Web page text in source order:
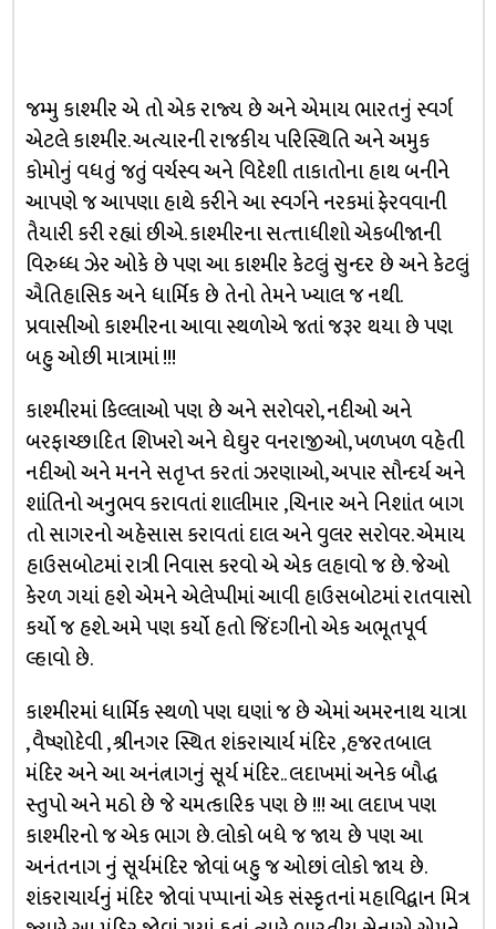
જમ્મુ કાશ્મીર એ તો એક રાજ્ય છે અને એમાય ભારતનું સ્વર્ગ
એટલે કાશ્મીર. અત્યારની રાજકીય પરિસ્થિતિ અને અમુક
કોમોનું વધતું જતું વર્ચસ્વ અને વિદેશી તાકાતોના હાથ બનીને
આપણે જ આપણા હાથે કરીને આ સ્વર્ગને નરકમાં ફેરવવાની
તૈયારી કરી રહ્યાં છીએ. કાશ્મીરના સત્ત્તાધીશો એકબીજાની
વિરુધ્ધ ઝેર ઓકે છે પણ આ કાશ્મીર કેટલું સુન્દર છે અને કેટલું
ઐતિહાસિક અને ધાર્મિક છે તેનો તેમને ખ્યાલ જ નથી.
પ્રવાસીઓ કાશ્મીરના આવા સ્થળોએ જતાં જરૂર થયા છે પણ
બહુ ઓછી માત્રામાં !!!
કાશ્મીરમાં કિલ્લાઓ પણ છે અને સરોવરો, નદીઓ અને
બરફાચ્છાદિત શિખરો અને ઘેઘુર વનરાજીઓ, ખળખળ વહેતી
નદીઓ અને મનને સતૃપ્ત કરતાં ઝરણાઓ, અપાર સૌન્દર્ય અને
શાંતિનો અનુભવ કરાવતાં શાલીમાર ,ચિનાર અને નિશાંત બાગ
તો સાગરનો અહેસાસ કરાવતાં દાલ અને વુલર સરોવર. એમાય
હાઉસબોટમાં રાત્રી નિવાસ કરવો એ એક લહાવો જ છે. જેઓ
કેરળ ગયાં હશે એમને એલેપ્પીમાં આવી હાઉસબોટમાં રાતવાસો
કર્યો જ હશે. અમે પણ કર્યો હતો જિંદગીનો એક અભૂતપૂર્વ
લ્હાવો છે.
કાશ્મીરમાં ધાર્મિક સ્થળો પણ ઘણાં જ છે એમાં અમરનાથ યાત્રા
, વૈષ્ણોદેવી , શ્રીનગર સ્થિત શંકરાચાર્ય મંદિર ,હજરતબાલ
મંદિર અને આ અનંત્નાગનું સૂર્ય મંદિર.. લદાખમાં અનેક બૌદ્ધ
સ્તુપો અને મઠો છે જે ચમત્કારિક પણ છે !!! આ લદાખ પણ
કાશ્મીરનો જ એક ભાગ છે. લોકો બધે જ જાય છે પણ આ
અનંતનાગ નું સૂર્યમંદિર જોવાં બહુ જ ઓછાં લોકો જાય છે.
શંકરાચાર્યનું મંદિર જોવાં પપ્પાનાં એક સંસ્કૃતનાં મહાવિદ્વાન મિત્ર